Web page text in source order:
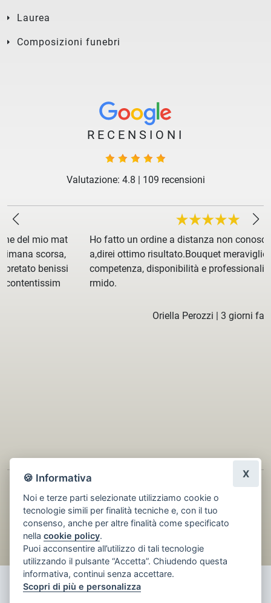
Laurea
Composizioni funebri
RECENSIONI
Valutazione: 4.8 | 109 recensioni
Ho fatto un ordine a distanza non conoscendo la fioreri
a,direi ottimo risultato.Bouquet meraviglioso grazie alla
competenza, disponibilità e professionalità del signor A
rmido.
3 giorni fa
Lascia una recensione
🍪 Informativa
Noi e terze parti selezionate utilizziamo cookie o
tecnologie simili per finalità tecniche e, con il tuo
consenso, anche per altre finalità come specificato
nellacookie policy.
Puoi acconsentire all’utilizzo di tali tecnologie
utilizzando il pulsante “Accetta”. Chiudendo questa
informativa, continui senza accettare.
Scopri di più e personalizza
X